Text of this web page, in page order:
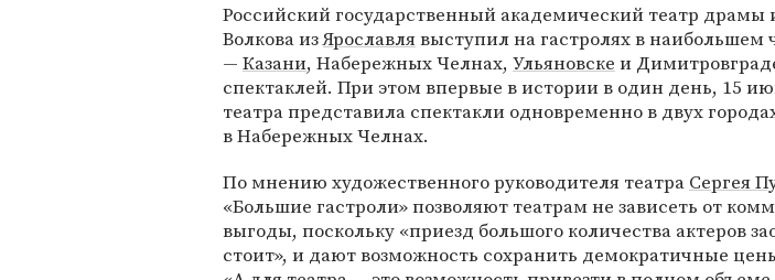
Российский государственный академический театр
Волкова изЯрославлявыступил на гастролях в наибольшем
— Казани, Набережных Челнах, Ульяновске и
спектаклей. При этом впервые в истории в один день, 15
театра представила спектакли одновременно в двух
в Набережных Челнах.
По мнению художественного руководителя театра Сергея
«Большие гастроли» позволяют театрам не зависеть от
выгоды, поскольку «приезд большого количества актеров
стоит», и дают возможность сохранить демократичные